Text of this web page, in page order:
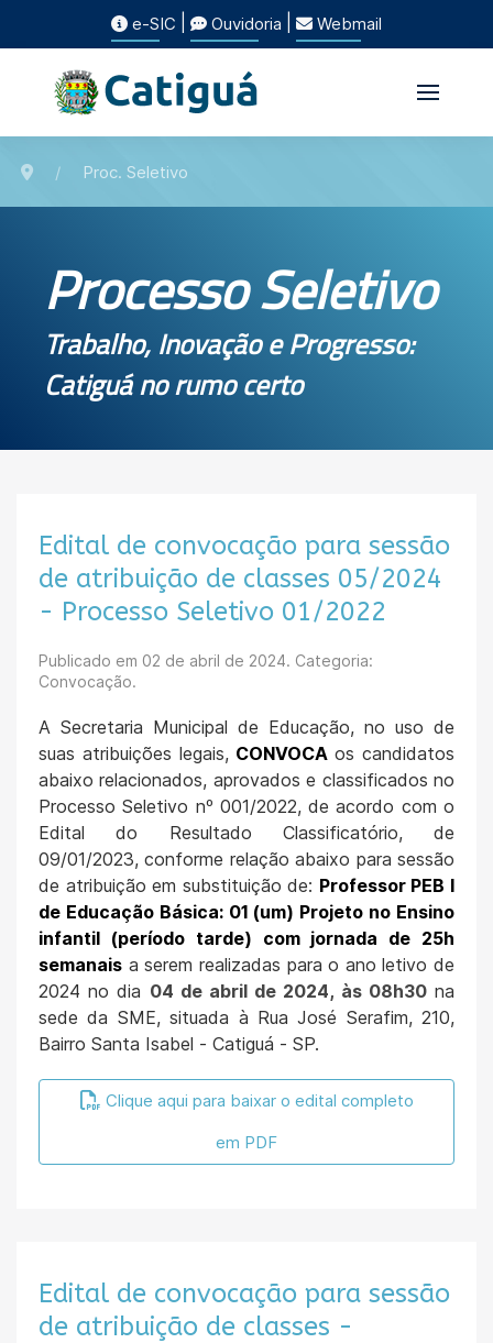
e-SIC Ouvidoria Webmail
Proc. Seletivo
Processo Seletivo
Trabalho, Inovação e Progresso:
Catiguá no rumo certo
Edital de convocação para sessão
de atribuição de classes 05/2024
- Processo Seletivo 01/2022
Publicado em 02 de abril de 2024. Categoria:
Convocação.
A Secretaria Municipal de Educação, no uso de
suas atribuições legais, CONVOCA os candidatos
abaixo relacionados, aprovados e classificados no
Processo Seletivo nº 001/2022, de acordo com o
Edital do Resultado Classificatório, de
09/01/2023, conforme relação abaixo para sessão
de atribuição em substituição de: Professor PEB I
de Educação Básica: 01 (um) Projeto no Ensino
infantil (período tarde) com jornada de 25h
semanais a serem realizadas para o ano letivo de
2024 no dia 04 de abril de 2024, às 08h30na
sede da SME, situada à Rua José Serafim, 210,
Bairro Santa Isabel - Catiguá - SP.
Clique aqui para baixar o edital completo
em PDF
Edital de convocação para sessão
de atribuição de classes -